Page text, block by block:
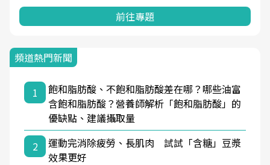
前往專題
頻道熱門新聞
1
飽和脂肪酸、不飽和脂肪酸差在哪？哪些油富
含飽和脂肪酸？營養師解析「飽和脂肪酸」的
優缺點、建議攝取量
2
運動完消除疲勞、長肌肉 試試「含糖」豆漿
效果更好